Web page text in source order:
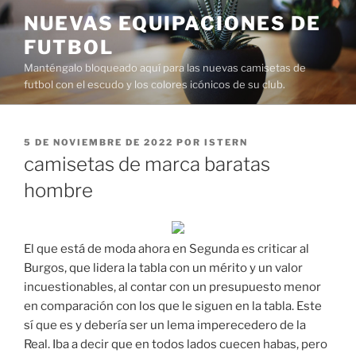
Saltar
al
contenido
NUEVAS EQUIPACIONES DE
FUTBOL
Manténgalo bloqueado aquí para las nuevas camisetas de
futbol con el escudo y los colores icónicos de su club.
PUBLICADO
5 DE NOVIEMBRE DE 2022 POR ISTERN
camisetas de marca baratas
hombre
El que está de moda ahora en Segunda es criticar al
Burgos, que lidera la tabla con un mérito y un valor
incuestionables, al contar con un presupuesto menor
en comparación con los que le siguen en la tabla. Este
sí que es y debería ser un lema imperecedero de la
Real. Iba a decir que en todos lados cuecen habas, pero